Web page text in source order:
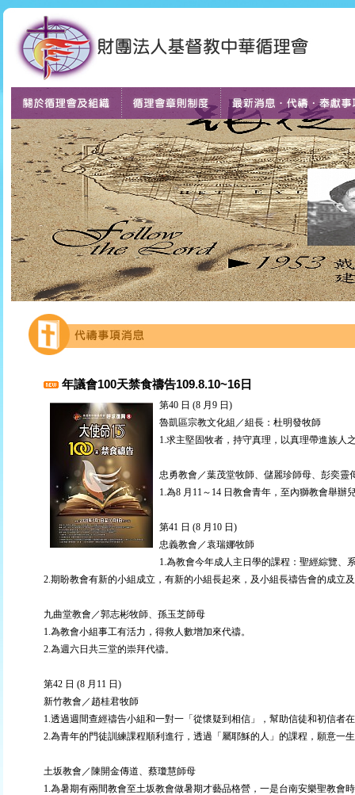
年議會100天禁食禱告109.8.10~16日
第40 日 (8 月9 日)
魯凱區宗教文化組／組長：杜明發牧師
1.求主堅固牧者，持守真理，以真理帶進族人
忠勇教會／葉茂堂牧師、儲麗珍師母、彭奕靈
1.為8 月11～14 日教會青年，至內獅教會舉辦
第41 日 (8 月10 日)
忠義教會／袁瑞娜牧師
1.為教會今年成人主日學的課程：聖經綜覽、
2.期盼教會有新的小組成立，有新的小組長起來，及小組長禱告會的成立
九曲堂教會／郭志彬牧師、孫玉芝師母
1.為教會小組事工有活力，得救人數增加來代禱。
2.為週六日共三堂的崇拜代禱。
第42 日 (8 月11 日)
新竹教會／趙桂君牧師
1.透過週間查經禱告小組和一對一「從懷疑到相信」，幫助信徒和初信者
2.為青年的門徒訓練課程順利進行，透過「屬耶穌的人」的課程，願意一
土坂教會／陳開金傳道、蔡瓊慧師母
1.為暑期有兩間教會至土坂教會做暑期才藝品格營，一是台南安樂聖教會